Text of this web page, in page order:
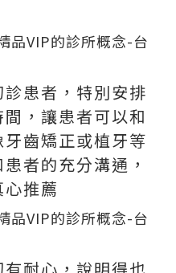
患者，特別安排
，讓患者可以和
齒矯正或植牙等
者的充分溝通，
推薦